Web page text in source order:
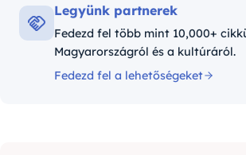
Legyünk partnerek
Fedezd fel több mint 10,000+
Magyarországról és a kultúráról.
Fedezd fel a lehetőségeket